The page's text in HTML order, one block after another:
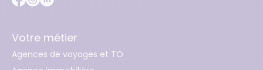
Votre métier
Agences de voyages et TO